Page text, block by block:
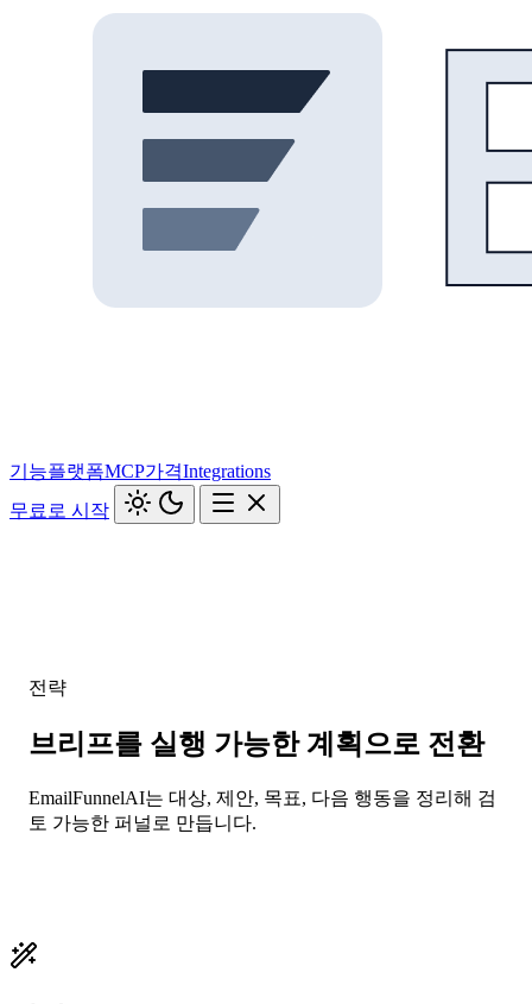
기능플랫폼MCP가격Integrations
무료로 시작
전략
브리프를 실행 가능한 계획으로 전환
EmailFunnelAI는 대상, 제안, 목표, 다음 행동을 정리해 검
토 가능한 퍼널로 만듭니다.